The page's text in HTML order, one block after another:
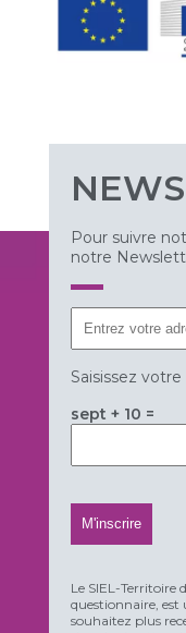
Pour suivre
notre
Saisissez
sept + 10 =
Le SIEL-Territoire
questionnaire, est
souhaitez plus